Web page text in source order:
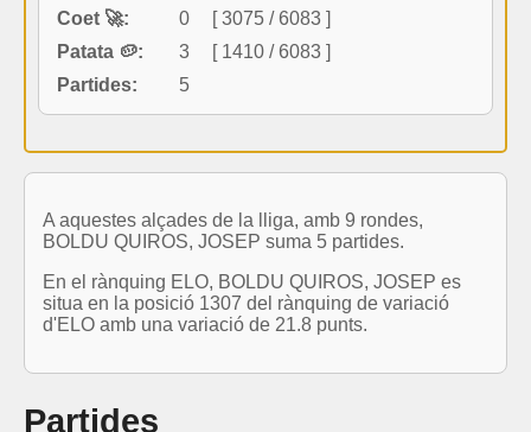
Coet 🚀:
0
[ 3075 / 6083 ]
Patata 🥔:
3
[ 1410 / 6083 ]
Partides:
5
A aquestes alçades de la lliga, amb 9 rondes,
BOLDU QUIROS, JOSEP suma 5 partides.
En el rànquing ELO, BOLDU QUIROS, JOSEP es
situa en la posició 1307 del rànquing de variació
d'ELO amb una variació de 21.8 punts.
Partides